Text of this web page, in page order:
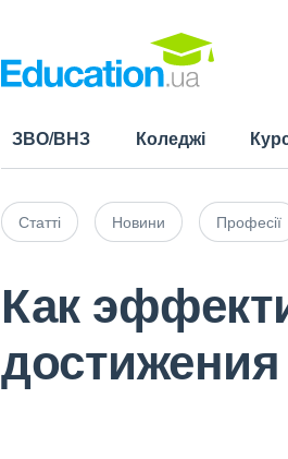
ЗВО/ВНЗ Коледжі
Статті Новини Професії
Как